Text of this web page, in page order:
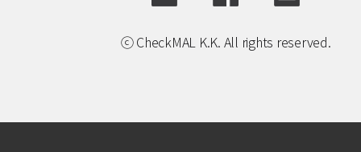
ⓒ CheckMAL K.K. All rights reserved.